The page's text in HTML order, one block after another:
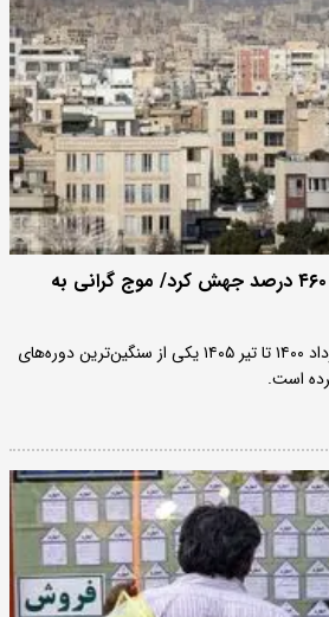
قیمت مسکن در تهران تا ۴۶۰ درصد جهش کرد/ موج گرانی به
بازار مسکن تهران در فاصله مرداد ۱۴۰۰ تا تیر ۱۴۰۵ یکی از سنگین‌ترین دوره‌های
است.